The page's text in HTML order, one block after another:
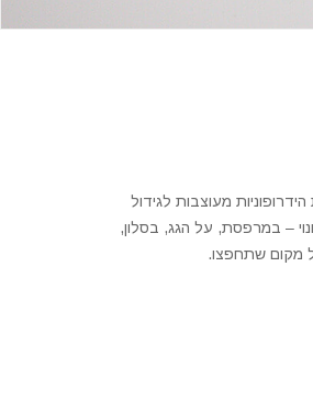
הידרופוניות מעוצבות לגידול
– במרפסת, על הגג, בסלון,
מקום שתחפצו.